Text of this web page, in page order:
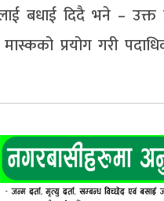
बधाई दिदै भने –
प्रयोग गरी